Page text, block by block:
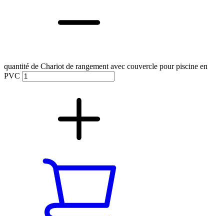
quantité de Chariot de rangement avec couvercle pour piscine en
PVC